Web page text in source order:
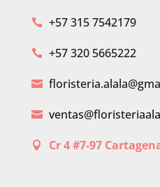
 +57 315 7542179
 +57 320 5665222


 Cr 4 #7-97